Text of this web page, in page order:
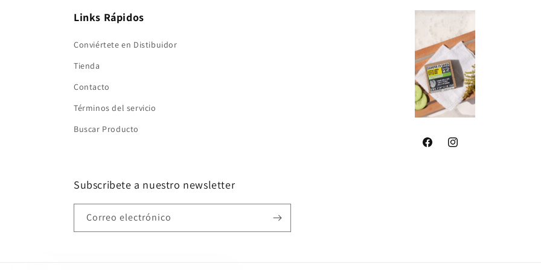
Links Rápidos
Conviértete en Distibuidor
Tienda
Contacto
Términos del servicio
Buscar Producto
FacebookInstagram
Subscribete a nuestro newsletter
Correo electrónico